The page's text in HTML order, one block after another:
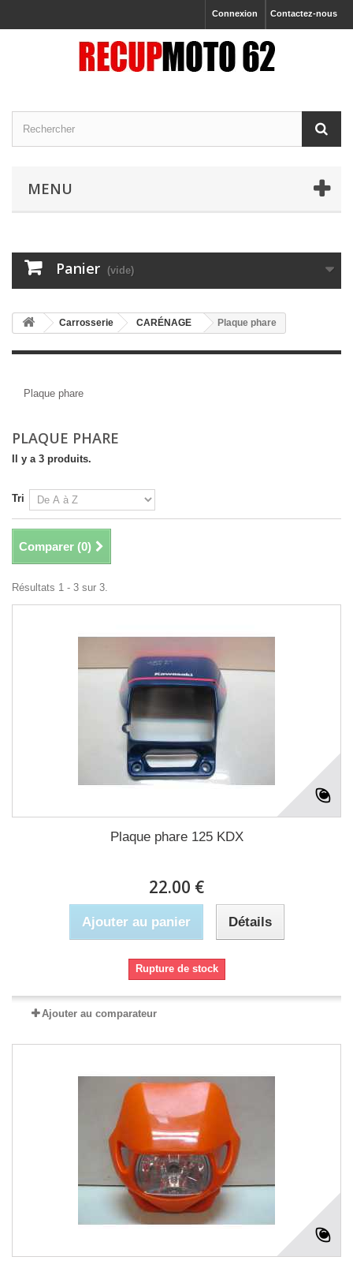
Contactez-nous
Connexion
MENU
Panier (vide)
Carrosserie CARÉNAGE Plaque phare
Plaque phare
PLAQUE PHARE
Il y a 3 produits.
Tri
Comparer (0)
Résultats 1 - 3 sur 3.
Plaque phare 125 KDX
22.00 €
Ajouter au panier Détails
Rupture de stock
Ajouter au comparateur